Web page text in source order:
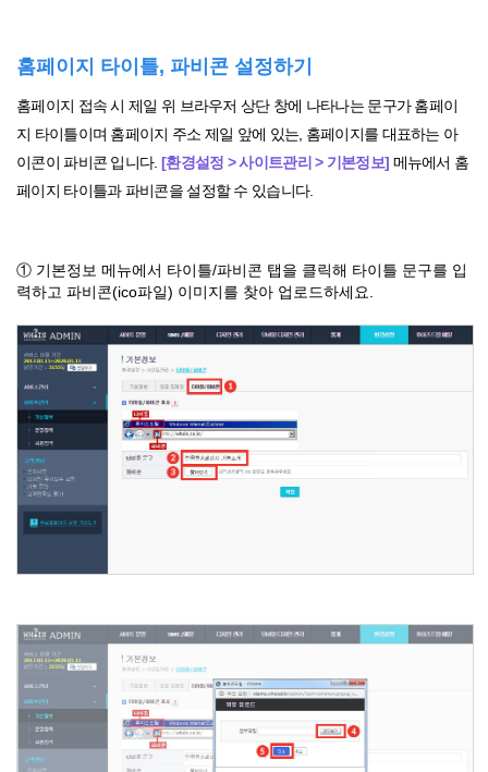
홈페이지 타이틀, 파비콘 설정하기
홈페이지 접속 시 제일 위 브라우저 상단 창에 나타나는 문구가 홈페이
지 타이틀이며 홈페이지 주소 제일 앞에 있는, 홈페이지를 대표하는 아
이콘이 파비콘 입니다. [환경설정 > 사이트관리 > 기본정보] 메뉴에서 홈
페이지 타이틀과 파비콘을 설정할 수 있습니다.
① 기본정보 메뉴에서 타이틀/파비콘 탭을 클릭해 타이틀 문구를 입
력하고 파비콘(ico파일) 이미지를 찾아 업로드하세요.